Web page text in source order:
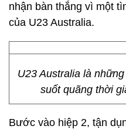
nhận bàn thắng vì một
của U23 Australia.
U23 Australia là
suốt quãng thời
Bước vào hiệp 2, tận